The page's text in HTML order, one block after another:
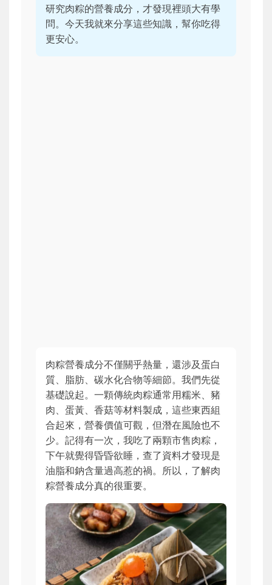
研究肉粽的營養成分，才發現裡頭大有學
問。今天我就來分享這些知識，幫你吃得
更安心。
肉粽營養成分不僅關乎熱量，還涉及蛋白
質、脂肪、碳水化合物等細節。我們先從
基礎說起。一顆傳統肉粽通常用糯米、豬
肉、蛋黃、香菇等材料製成，這些東西組
合起來，營養價值可觀，但潛在風險也不
少。記得有一次，我吃了兩顆市售肉粽，
下午就覺得昏昏欲睡，查了資料才發現是
油脂和鈉含量過高惹的禍。所以，了解肉
粽營養成分真的很重要。